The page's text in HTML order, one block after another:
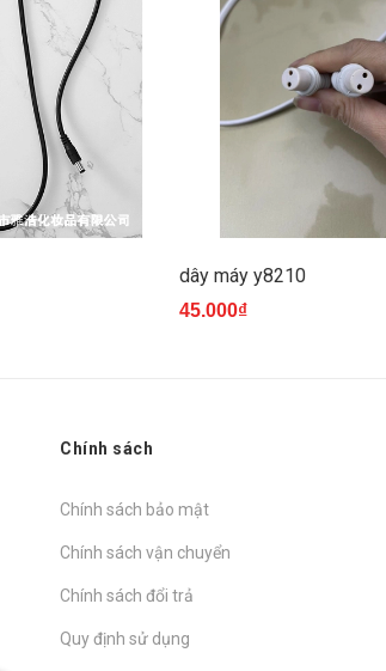
dây máy y8210
45.000₫
Chính sách
Chính sách bảo mật
Chính sách vận chuyển
Chính sách đổi trả
Quy định sử dụng